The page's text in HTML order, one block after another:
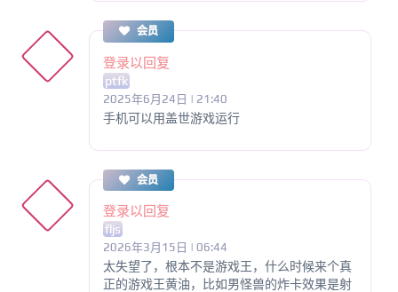
会员
登录以回复
ptfk
2025年6月24日 | 21:40
手机可以用盖世游戏运行
会员
登录以回复
fljs
2026年3月15日 | 06:44
太失望了，根本不是游戏王，什么时候来个真
正的游戏王黄油，比如男怪兽的炸卡效果是射